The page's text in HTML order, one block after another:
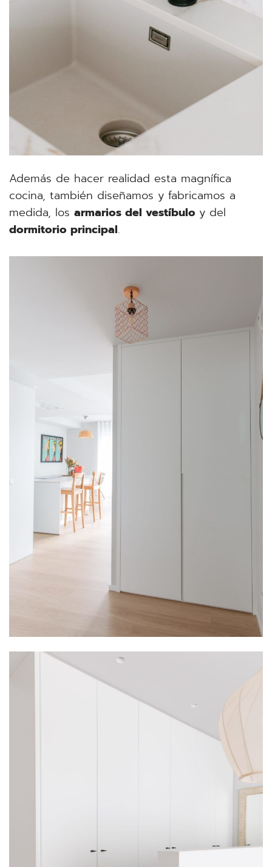
Además de hacer realidad esta magnífica
cocina, también diseñamos y fabricamos a
medida, los armarios del vestíbulo y del
dormitorio principal.